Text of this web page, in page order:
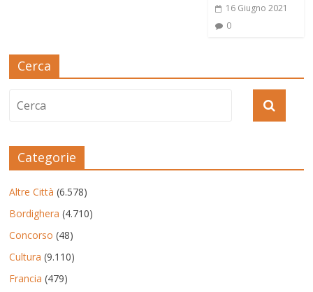
16 Giugno 2021
0
Cerca
Categorie
Altre Città (6.578)
Bordighera (4.710)
Concorso (48)
Cultura (9.110)
Francia (479)